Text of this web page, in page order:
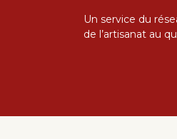
Un service du
de l’artisanat au